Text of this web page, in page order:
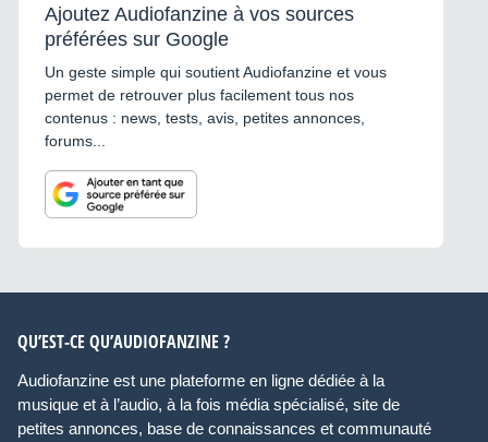
Ajoutez Audiofanzine à vos sources
préférées sur Google
Un geste simple qui soutient Audiofanzine et vous
permet de retrouver plus facilement tous nos
contenus : news, tests, avis, petites annonces,
forums...
QU’EST-CE QU’AUDIOFANZINE ?
Audiofanzine est une plateforme en ligne dédiée à la
musique et à l’audio, à la fois média spécialisé, site de
petites annonces, base de connaissances et communauté